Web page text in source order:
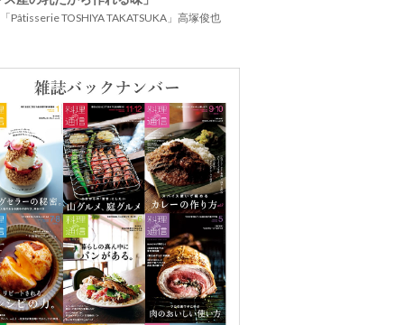
Pâtisserie TOSHIYA TAKATSUKA」高塚俊也